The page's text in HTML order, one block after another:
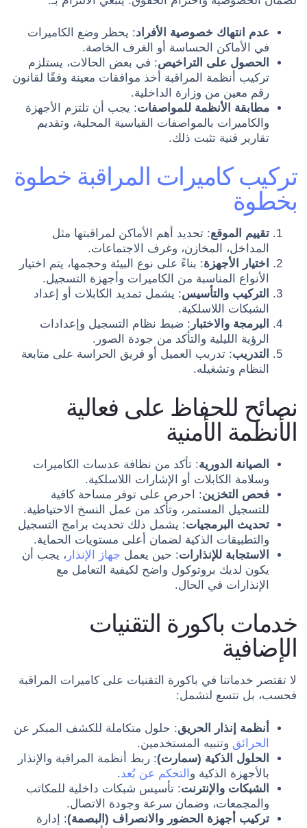
عدم انتهاك خصوصية الأفراد: يحظر وضع الكاميرات
في الأماكن الحساسة أو الغرف الخاصة.
الحصول على التراخيص: في بعض الحالات، يستلزم
تركيب أنظمة المراقبة أخذ موافقات معينة وفقًا لقانون
رقم معين من وزارة الداخلية.
مطابقة الأنظمة للمواصفات: يجب أن تلتزم الأجهزة
والكاميرات بالمواصفات القياسية المحلية، وتقديم
تقارير فنية تثبت ذلك.
تركيب كاميرات المراقبة خطوة
بخطوة
تقييم الموقع: تحديد أهم الأماكن لمراقبتها مثل
المداخل، المخازن، وغرف الاجتماعات.
اختيار الأجهزة: بناءً على نوع البيئة وحجمها، يتم اختيار
الأنواع المناسبة من الكاميرات وأجهزة التسجيل.
التركيب والتأسيس: يشمل تمديد الكابلات أو إعداد
الشبكات اللاسلكية.
البرمجة والاختبار : ضبط نظام التسجيل وإعدادات
الرؤية الليلية والتأكد من جودة الصور.
التدريب: تدريب العميل أو فريق الحراسة على متابعة
النظام وتشغيله.
نصائح للحفاظ على فعالية
الأنظمة الأمنية
الصيانة الدورية: تأكد من نظافة عدسات الكاميرات
وسلامة الكابلات أو الإشارات اللاسلكية.
فحص التخزين: احرص على توفر مساحة كافية
للتسجيل المستمر، وتأكد من عمل النسخ الاحتياطية.
تحديث البرمجيات: يشمل ذلك تحديث برامج التسجيل
والتطبيقات الذكية لضمان أعلى مستويات الحماية.
الاستجابة للإنذارات: حين يعمل جهاز الإنذار ، يجب أن
يكون لديك بروتوكول واضح لكيفية التعامل مع
الإنذارات في الحال.
خدمات باكورة التقنيات
الإضافية
لا تقتصر خدماتنا في باكورة التقنيات على كاميرات المراقبة
فحسب، بل تتسع لتشمل:
أنظمة إنذار الحريق: حلول متكاملة للكشف المبكر عن
الحرائق وتنبيه المستخدمين.
الحلول الذكية (سمارت): ربط أنظمة المراقبة والإنذار
بالأجهزة الذكية و التحكم عن بُعد.
الشبكات والإنترنت: تأسيس شبكات داخلية للمكاتب
والمجمعات، وضمان سرعة وجودة الاتصال.
تركيب أجهزة الحضور والانصراف (البصمة): إدارة